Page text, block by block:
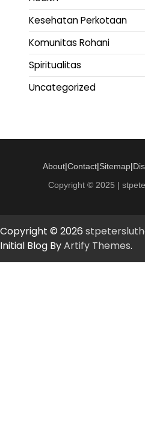
Kesehatan Perkotaan
Komunitas Rohani
Spiritualitas
Uncategorized
About|Contact|Sitemap|
Copyright © 2025 |
Copyright © 2026
Initial Blog ByArtify Themes.